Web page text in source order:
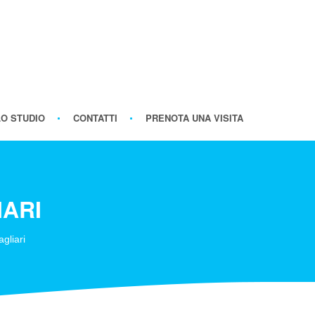
STUDIO CONTATTI PRENOTA UNA VISITA